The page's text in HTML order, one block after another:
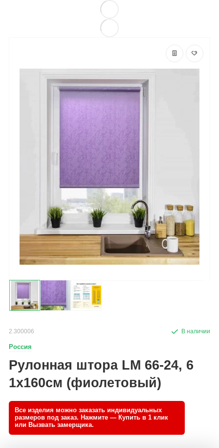
2.300006
Россия
Рулонная штора LM 66-24, 6
1х160см (фиолетовый)